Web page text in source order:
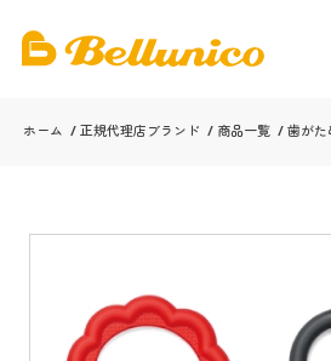
ホーム / 正規代理店ブランド / 商品一覧 / 歯がた